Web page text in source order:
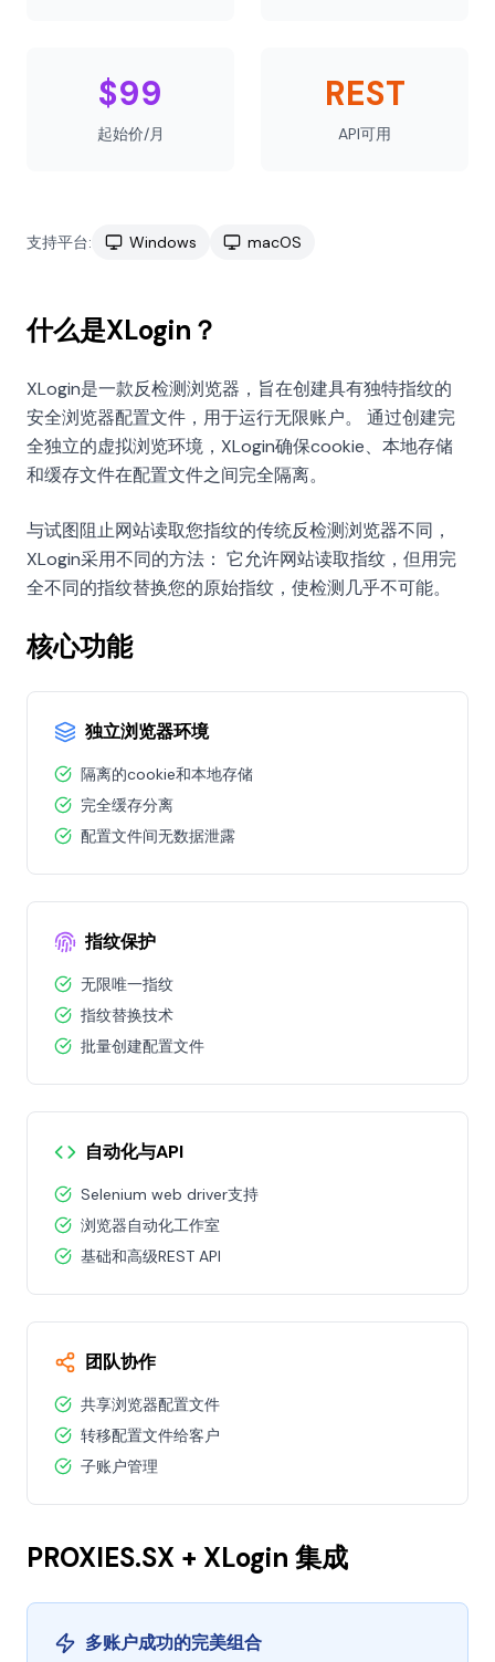
$99
起始价/月
REST
API可用
支持平台: Windows macOS
什么是XLogin？
XLogin是一款反检测浏览器，旨在创建具有独特指纹的
安全浏览器配置文件，用于运行无限账户。 通过创建完
全独立的虚拟浏览环境，XLogin确保cookie、本地存储
和缓存文件在配置文件之间完全隔离。
与试图阻止网站读取您指纹的传统反检测浏览器不同，
XLogin采用不同的方法： 它允许网站读取指纹，但用完
全不同的指纹替换您的原始指纹，使检测几乎不可能。
核心功能
独立浏览器环境
隔离的cookie和本地存储
完全缓存分离
配置文件间无数据泄露
指纹保护
无限唯一指纹
指纹替换技术
批量创建配置文件
自动化与API
Selenium web driver支持
浏览器自动化工作室
基础和高级REST API
团队协作
共享浏览器配置文件
转移配置文件给客户
子账户管理
PROXIES.SX + XLogin 集成
多账户成功的完美组合